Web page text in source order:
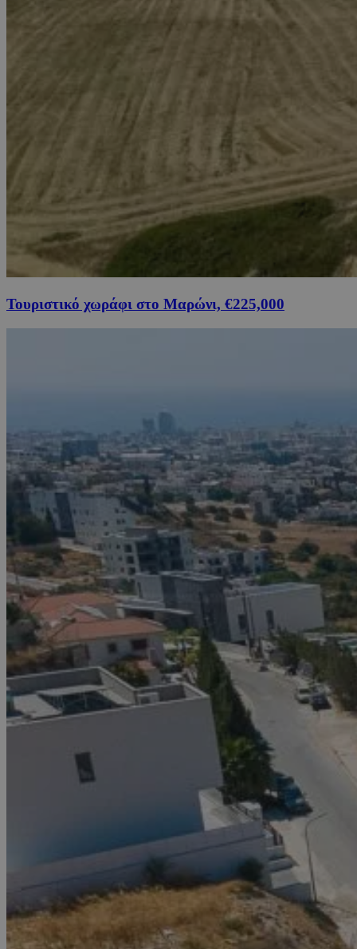
Τουριστικό χωράφι στο Μαρώνι, €225,000